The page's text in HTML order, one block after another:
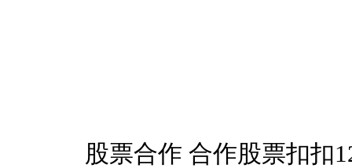
股票合作 合作股票扣扣